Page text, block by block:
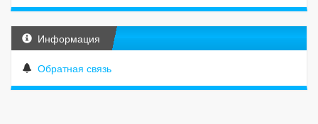
Информация
Обратная связь